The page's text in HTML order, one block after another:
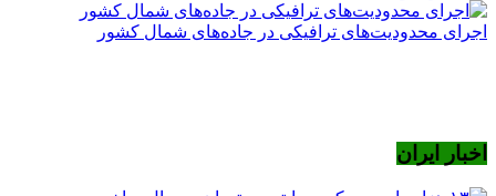
اجرای محدودیت‌های ترافیکی در جاده‌های شمال کشور
اخبار ایران